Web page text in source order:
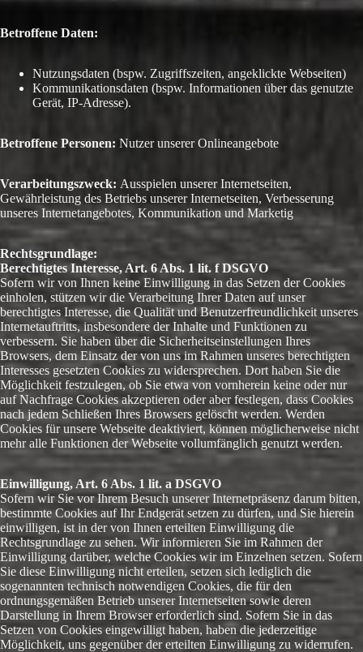
Betroffene Daten:
Nutzungsdaten (bspw. Zugriffszeiten, angeklickte Webseiten)
Kommunikationsdaten (bspw. Informationen über das genutzte
Gerät, IP-Adresse).
Betroffene Personen: Nutzer unserer Onlineangebote
Verarbeitungszweck: Ausspielen unserer Internetseiten,
Gewährleistung des Betriebs unserer Internetseiten, Verbesserung
unseres Internetangebotes, Kommunikation und Marketig
Rechtsgrundlage:
Berechtigtes Interesse, Art. 6 Abs. 1 lit. f DSGVO
Sofern wir von Ihnen keine Einwilligung in das Setzen der Cookies
einholen, stützen wir die Verarbeitung Ihrer Daten auf unser
berechtigtes Interesse, die Qualität und Benutzerfreundlichkeit unseres
Internetauftritts, insbesondere der Inhalte und Funktionen zu
verbessern. Sie haben über die Sicherheitseinstellungen Ihres
Browsers, dem Einsatz der von uns im Rahmen unseres berechtigten
Interesses gesetzten Cookies zu widersprechen. Dort haben Sie die
Möglichkeit festzulegen, ob Sie etwa von vornherein keine oder nur
auf Nachfrage Cookies akzeptieren oder aber festlegen, dass Cookies
nach jedem Schließen Ihres Browsers gelöscht werden. Werden
Cookies für unsere Webseite deaktiviert, können möglicherweise nicht
mehr alle Funktionen der Webseite vollumfänglich genutzt werden.
Einwilligung, Art. 6 Abs. 1 lit. a DSGVO
Sofern wir Sie vor Ihrem Besuch unserer Internetpräsenz darum bitten,
bestimmte Cookies auf Ihr Endgerät setzen zu dürfen, und Sie hierein
einwilligen, ist in der von Ihnen erteilten Einwilligung die
Rechtsgrundlage zu sehen. Wir informieren Sie im Rahmen der
Einwilligung darüber, welche Cookies wir im Einzelnen setzen. Sofern
Sie diese Einwilligung nicht erteilen, setzen sich lediglich die
sogenannten technisch notwendigen Cookies, die für den
ordnungsgemäßen Betrieb unserer Internetseiten sowie deren
Darstellung in Ihrem Browser erforderlich sind. Sofern Sie in das
Setzen von Cookies eingewilligt haben, haben die jederzeitige
Möglichkeit, uns gegenüber der erteilten Einwilligung zu widerrufen.